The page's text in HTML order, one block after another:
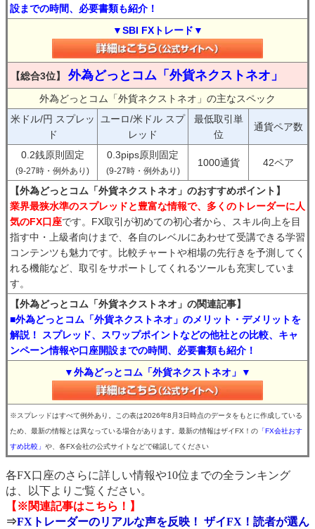
設までの時間、必要書類も紹介！
▼SBI FXトレード▼
【総合3位】 外為どっとコム「外貨ネクストネオ」
外為どっとコム「外貨ネクストネオ」の主なスペック
米ドル/円 スプレッ
ド
ユーロ/米ドル スプ
レッド
最低取引単
位
通貨ペア数
0.2銭原則固定
(9-27時・例外あり)
0.3pips原則固定
(9-27時・例外あり)
1000通貨 42ペア
【外為どっとコム「外貨ネクストネオ」のおすすめポイント】
業界最狭水準のスプレッドと豊富な情報で、多くのトレーダーに人
気のFX口座です。FX取引が初めての初心者から、スキル向上を目
指す中・上級者向けまで、各自のレベルにあわせて受講できる学習
コンテンツも魅力です。比較チャートや相場の先行きを予測してく
れる機能など、取引をサポートしてくれるツールも充実していま
す。
【外為どっとコム「外貨ネクストネオ」の関連記事】
■外為どっとコム「外貨ネクストネオ」のメリット・デメリットを
解説！ スプレッド、スワップポイントなどの他社との比較、キャ
ンペーン情報や口座開設までの時間、必要書類も紹介！
▼外為どっとコム「外貨ネクストネオ」▼
※スプレッドはすべて例外あり。この表は2026年8月3日時点のデータをもとに作成している
ため、最新の情報とは異なっている場合があります。最新の情報はザイFX！の 「FX会社おす
すめ比較」 や、各FX会社の公式サイトなどで確認してください
各FX口座のさらに詳しい情報や10位までの全ランキング
は、以下よりご覧ください。
【※関連記事はこちら！】
⇒FXトレーダーのリアルな声を反映！ ザイFX！読者が選ん